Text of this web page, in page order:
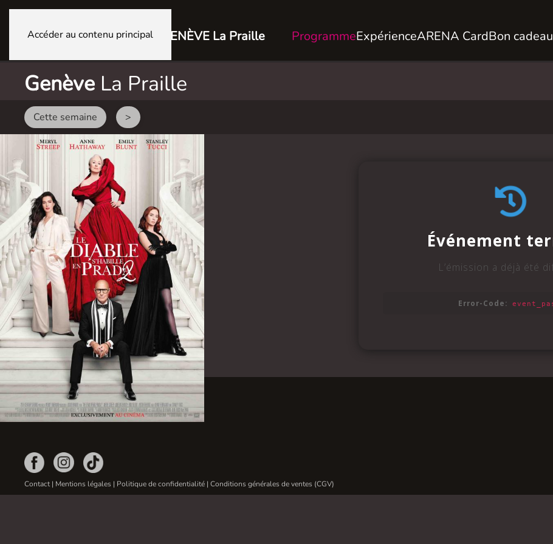
Accéder au contenu principal GENÈVE La Praille ProgrammeExpérienceARENA CardBon cadeau
Genève La Praille
Cette semaine >
Contact| Mentions légales | Politique de confidentialité | Conditions générales de ventes (CGV)